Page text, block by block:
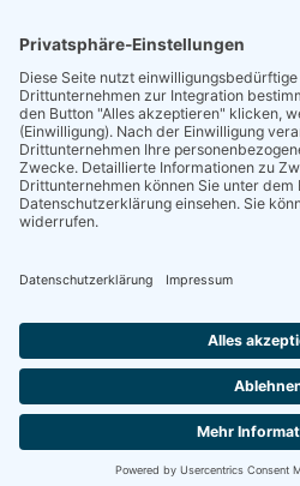
NEWSLETTER
Neuigkeiten rund um die Geriatrie und die
Postfach.
Die Zeitschrift für Gerontologie und
unserem Fach.